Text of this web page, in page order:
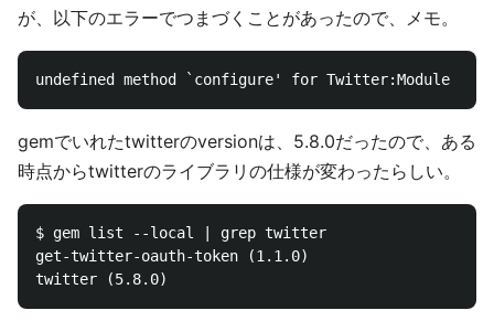
が、以下のエラーでつまづくことがあったので、メモ。
gemでいれたtwitterのversionは、5.8.0だったので、ある
時点からtwitterのライブラリの仕様が変わったらしい。
$ gem list --local | grep twitter
get-twitter-oauth-token (1.1.0)